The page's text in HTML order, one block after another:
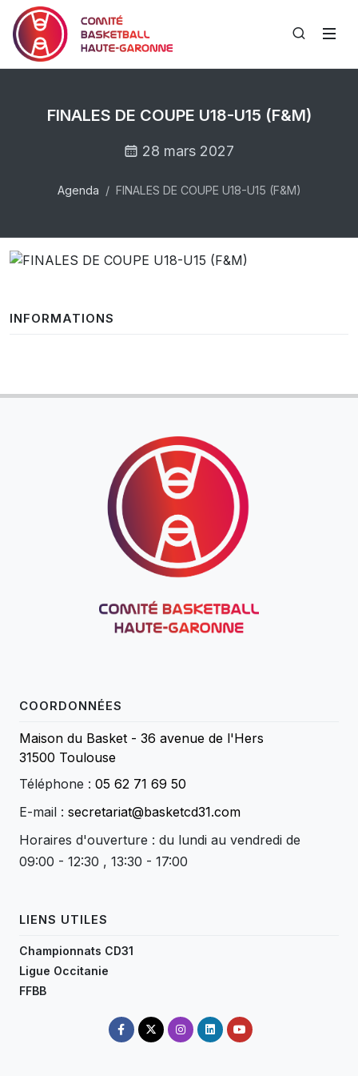
FINALES DE COUPE U18-U15 (F&M)
28 mars 2027
Agenda FINALES DE COUPE U18-U15 (F&M)
INFORMATIONS
COORDONNÉES
Maison du Basket - 36 avenue de l'Hers
31500 Toulouse
Téléphone : 05 62 71 69 50
E-mail : secretariat@basketcd31.com
Horaires d'ouverture : du lundi au vendredi de
09:00 - 12:30 , 13:30 - 17:00
LIENS UTILES
Championnats CD31
Ligue Occitanie
FFBB